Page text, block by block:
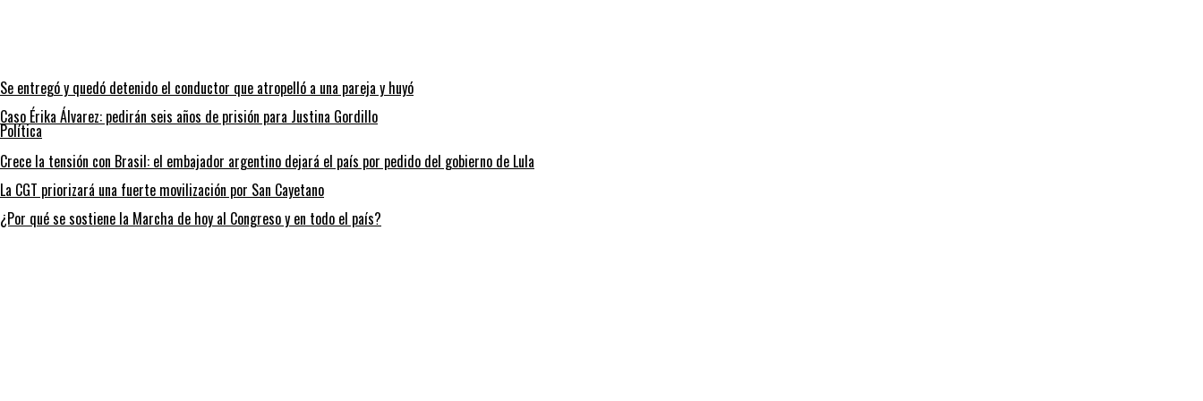
Se entregó y quedó detenido el conductor que atropelló a una pareja y huyó
Caso Érika Álvarez: pedirán seis años de prisión para Justina Gordillo
Política
Crece la tensión con Brasil: el embajador argentino dejará el país por pedido del gobierno de Lula
La CGT priorizará una fuerte movilización por San Cayetano
¿Por qué se sostiene la Marcha de hoy al Congreso y en todo el país?